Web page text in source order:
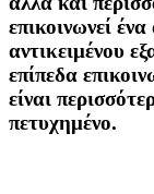
επικοινωνεί
αντικειμένου
επίπεδα
είναι
πετυχημένο.